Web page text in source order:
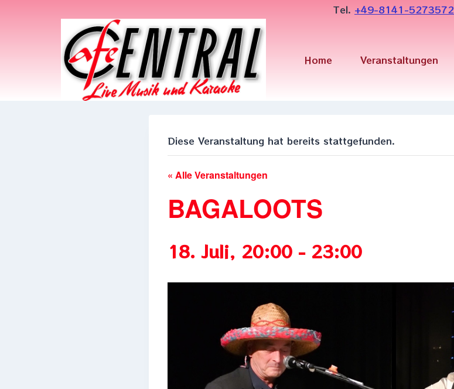
Tel. +49-8141-5273572
Home Veranstaltungen
Diese Veranstaltung hat bereits stattgefunden.
« Alle Veranstaltungen
BAGALOOTS
18. Juli, 20:00 - 23:00